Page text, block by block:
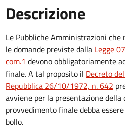
Descrizione
Le Pubbliche Amministrazioni che
le domande previste dalla Legge
com.1 devono obbligatoriamente
finale. A tal proposito il Decreto
Repubblica 26/10/1972, n. 642
avviene per la presentazione della
provvedimento finale debba
bollo.